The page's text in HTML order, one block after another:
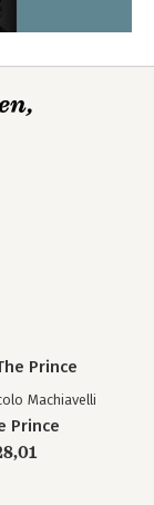
Machiavelli
Prince